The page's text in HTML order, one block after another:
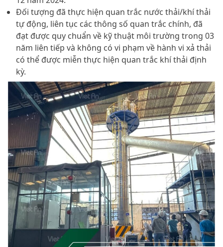
Đối tượng đã thực hiện quan trắc nước thải/khí thải
tự động, liên tục các thông số quan trắc chính, đã
đạt được quy chuẩn về kỹ thuật môi trường trong 03
năm liên tiếp và không có vi phạm về hành vi xả thải
có thể được miễn thực hiện quan trắc khí thải định
kỳ.